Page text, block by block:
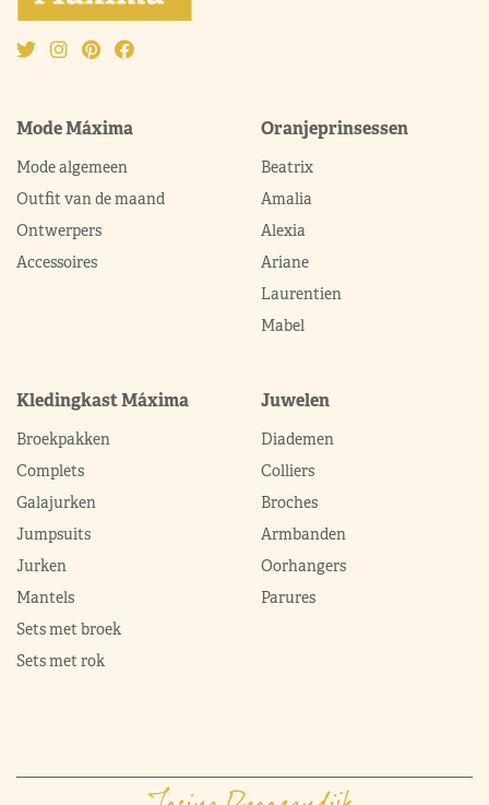
Mode Máxima
Mode algemeen
Outfit van de maand
Ontwerpers
Accessoires
Oranjeprinsessen
Beatrix
Amalia
Alexia
Ariane
Laurentien
Mabel
Kledingkast Máxima
Broekpakken
Complets
Galajurken
Jumpsuits
Jurken
Mantels
Sets met broek
Sets met rok
Juwelen
Diademen
Colliers
Broches
Armbanden
Oorhangers
Parures